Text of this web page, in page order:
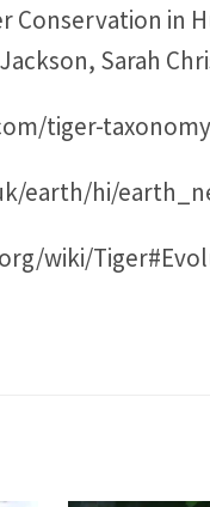
Conservation in
Sarah
tiger-
earth/hi/
wiki/